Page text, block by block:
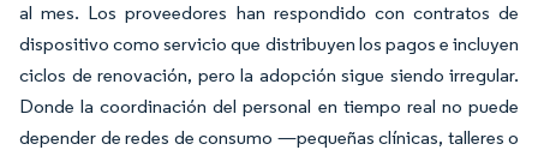
al mes. Los proveedores han respondido con contratos de
dispositivo como servicio que distribuyen los pagos e incluyen
ciclos de renovación, pero la adopción sigue siendo irregular.
Donde la coordinación del personal en tiempo real no puede
depender de redes de consumo —pequeñas clínicas, talleres o